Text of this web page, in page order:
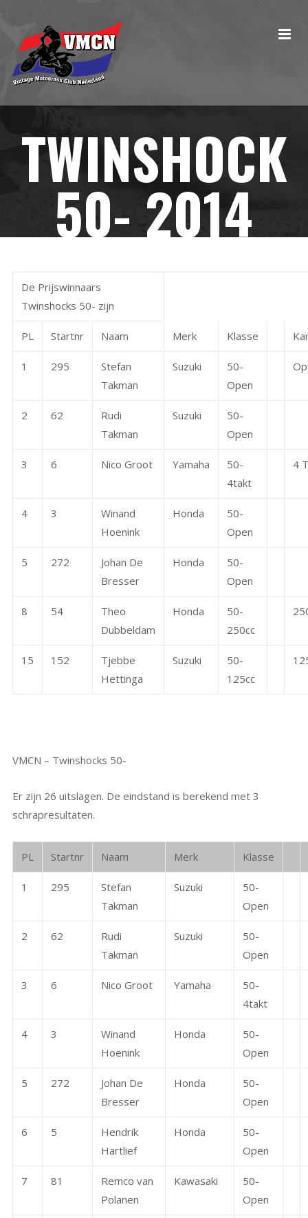
TWINSHOCK
50- 2014
De Prijswinnaars
Twinshocks 50- zijn
PL Startnr Naam Merk Klasse
1 295
Stefan
Takman
Suzuki
50-
Open
2 62
Rudi
Takman
Suzuki
50-
Open
3 6 Nico Groot Yamaha
50-
4takt
4
4 3
Winand
Hoenink
Honda
50-
Open
5 272
Johan De
Bresser
Honda
50-
Open
8 54
Theo
Dubbeldam
Honda
50-
250cc
15 152
Tjebbe
Hettinga
Suzuki
50-
125cc
VMCN – Twinshocks 50-
Er zijn 26 uitslagen. De eindstand is berekend met 3
schrapresultaten.
PL Startnr Naam Merk Klasse
1 295
Stefan
Takman
Suzuki
50-
Open
2 62
Rudi
Takman
Suzuki
50-
Open
3 6 Nico Groot Yamaha
50-
4takt
4 3
Winand
Hoenink
Honda
50-
Open
5 272
Johan De
Bresser
Honda
50-
Open
6 5
Hendrik
Hartlief
Honda
50-
Open
7 81
Remco van
Polanen
Kawasaki
50-
Open